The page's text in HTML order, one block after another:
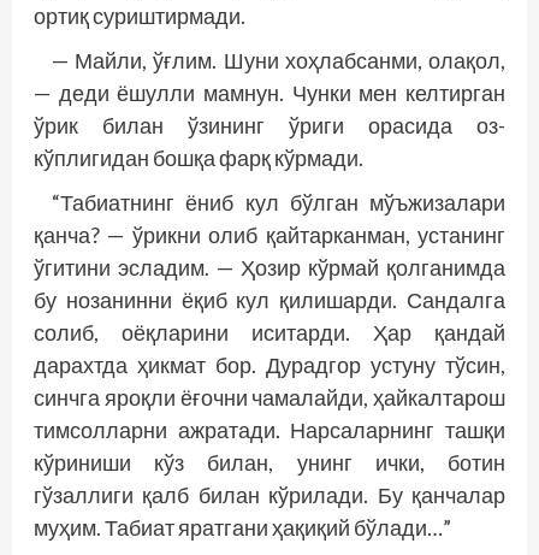
ортиқ суриштирмади.
— Майли, ўғлим. Шуни хоҳлабсанми, олақол,
— деди ёшулли мамнун. Чунки мен келтирган
ўрик билан ўзининг ўриги орасида оз-
кўплигидан бошқа фарқ кўрмади.
“Табиатнинг ёниб кул бўлган мўъжизалари
қанча? — ўрикни олиб қайтарканман, устанинг
ўгитини эсладим. — Ҳозир кўрмай қолганимда
бу нозанинни ёқиб кул қилишарди. Сандалга
солиб, оёқларини иситарди. Ҳар қандай
дарахтда ҳикмат бор. Дурадгор устуну тўсин,
синчга яроқли ёғочни чамалайди, ҳайкалтарош
тимсолларни ажратади. Нарсаларнинг ташқи
кўриниши кўз билан, унинг ички, ботин
гўзаллиги қалб билан кўрилади. Бу қанчалар
муҳим. Табиат яратгани ҳақиқий бўлади…”